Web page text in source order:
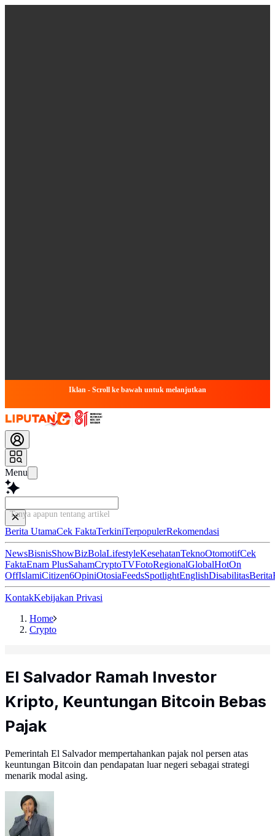
Iklan - Scroll ke bawah untuk melanjutkan
Menu
Tanya apapun tentang artikel ini...
Berita UtamaCek FaktaTerkiniTerpopulerRekomendasi
NewsBisnisShowBizBolaLifestyleKesehatanTeknoOtomotifCek
FaktaEnam PlusSahamCryptoTVFotoRegionalGlobalHotOn
OffIslamiCitizen6OpiniOtosiaFeedsSpotlightEnglishDisabilitasBerita
KontakKebijakan Privasi
Home
Crypto
El Salvador Ramah Investor
Kripto, Keuntungan Bitcoin Bebas
Pajak
Pemerintah El Salvador mempertahankan pajak nol persen atas
keuntungan Bitcoin dan pendapatan luar negeri sebagai strategi
menarik modal asing.